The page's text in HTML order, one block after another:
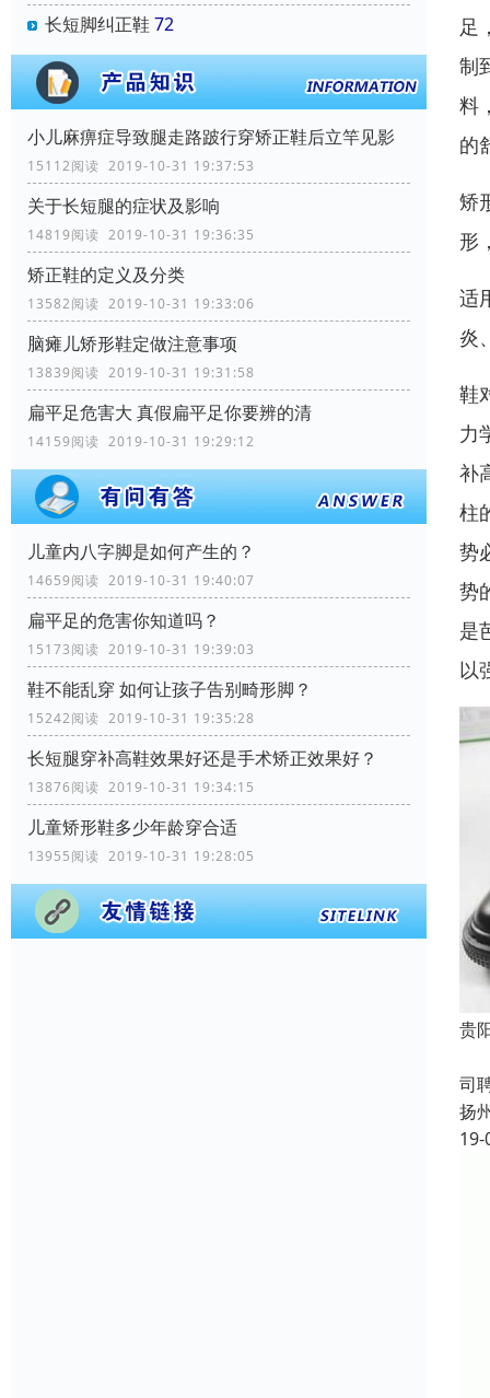
长短脚纠正鞋 72
小儿麻痹症导致腿走路跛行穿矫正鞋后立竿见影
15112阅读 2019-10-31 19:37:53
关于长短腿的症状及影响
14819阅读 2019-10-31 19:36:35
矫正鞋的定义及分类
13582阅读 2019-10-31 19:33:06
脑瘫儿矫形鞋定做注意事项
13839阅读 2019-10-31 19:31:58
扁平足危害大 真假扁平足你要辨的清
14159阅读 2019-10-31 19:29:12
儿童内八字脚是如何产生的？
14659阅读 2019-10-31 19:40:07
扁平足的危害你知道吗？
15173阅读 2019-10-31 19:39:03
鞋不能乱穿 如何让孩子告别畸形脚？
15242阅读 2019-10-31 19:35:28
长短腿穿补高鞋效果好还是手术矫正效果好？
13876阅读 2019-10-31 19:34:15
儿童矫形鞋多少年龄穿合适
13955阅读 2019-10-31 19:28:05
足
制
料
的
矫
形
适
炎
鞋
力
补
柱
势
势
是
以
贵
司
扬
19-